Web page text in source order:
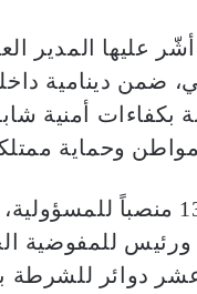
عليها المدير
ضمن دينامية
بكفاءات أمنية
وحماية
وشملت التعيينات الجديدة
ورئيس للمفوضية
دوائر للشرطة